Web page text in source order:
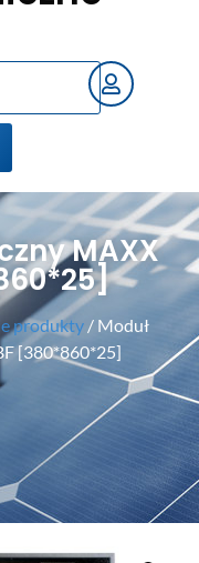
MAXX
produkty / Moduł
[380*860*25]